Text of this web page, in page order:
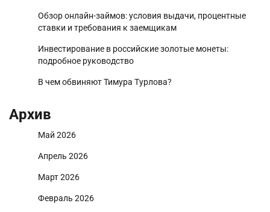
Обзор онлайн-займов: условия выдачи, процентные
ставки и требования к заемщикам
Инвестирование в российские золотые монеты:
подробное руководство
В чем обвиняют Тимура Турлова?
Архив
Май 2026
Апрель 2026
Март 2026
Февраль 2026